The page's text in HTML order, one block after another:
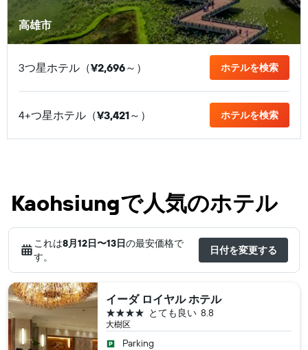
高雄市
3つ星ホテル（¥2,696​～） ホテルを検索
4+つ星ホテル（¥3,421​～） ホテルを検索
Kaohsiungで人気のホテル
これは8月12日​〜13日の最安価格で
す。
日付を変更する
イーダ ロイヤル ホテル
大樹区
8.8
とても良い
4つ星
Parking